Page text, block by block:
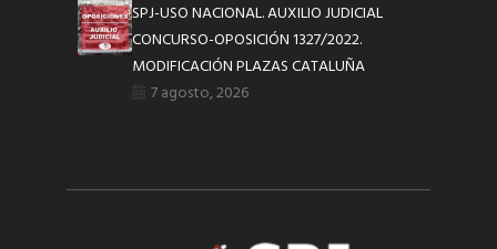
SPJ-USO NACIONAL. AUXILIO JUDICIAL
CONCURSO-OPOSICIÓN 1327/2022.
MODIFICACIÓN PLAZAS CATALUÑA
7 agosto, 2026